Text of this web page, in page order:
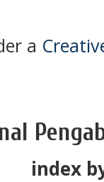
a
index